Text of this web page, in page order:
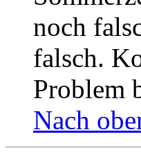
noch
falsch.
Problem
Nach